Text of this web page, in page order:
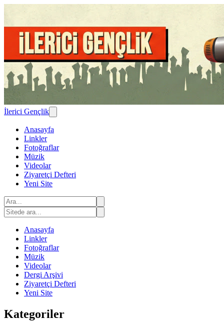
İlerici Gençlik
Anasayfa
Linkler
Fotoğraflar
Müzik
Videolar
Ziyaretçi Defteri
Yeni Site
Anasayfa
Linkler
Fotoğraflar
Müzik
Videolar
Dergi Arşivi
Ziyaretçi Defteri
Yeni Site
Kategoriler